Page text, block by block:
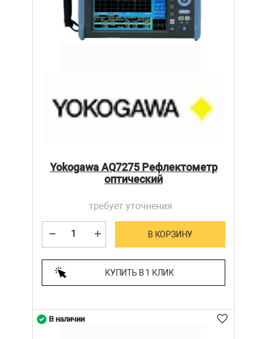
Yokogawa AQ7275 Рефлектометр
оптический
требует уточнения
В КОРЗИНУ
КУПИТЬ В 1 КЛИК
В наличии